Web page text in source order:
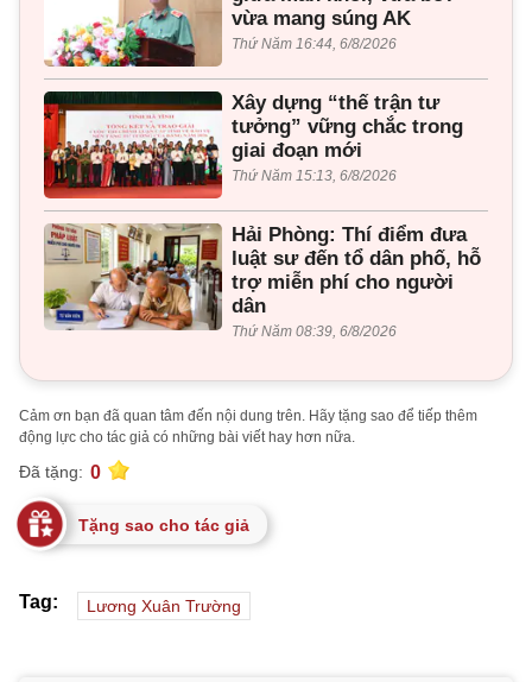
vừa mang súng AK
Thứ Năm 16:44, 6/8/2026
Xây dựng “thế trận tư
tưởng” vững chắc trong
giai đoạn mới
Thứ Năm 15:13, 6/8/2026
Hải Phòng: Thí điểm đưa
luật sư đến tổ dân phố, hỗ
trợ miễn phí cho người
dân
Thứ Năm 08:39, 6/8/2026
Cảm ơn bạn đã quan tâm đến nội dung trên. Hãy tặng sao để tiếp thêm
động lực cho tác giả có những bài viết hay hơn nữa.
Đã tặng: 0
Tặng sao cho tác giả
Tag: Lương Xuân Trường